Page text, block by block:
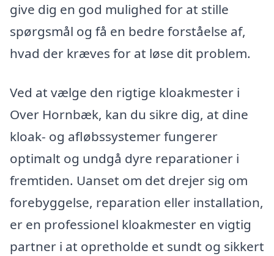
give dig en god mulighed for at stille
spørgsmål og få en bedre forståelse af,
hvad der kræves for at løse dit problem.
Ved at vælge den rigtige kloakmester i
Over Hornbæk, kan du sikre dig, at dine
kloak- og afløbssystemer fungerer
optimalt og undgå dyre reparationer i
fremtiden. Uanset om det drejer sig om
forebyggelse, reparation eller installation,
er en professionel kloakmester en vigtig
partner i at opretholde et sundt og sikkert